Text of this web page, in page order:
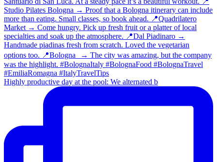
Highly productive day at the pool: We alternated b